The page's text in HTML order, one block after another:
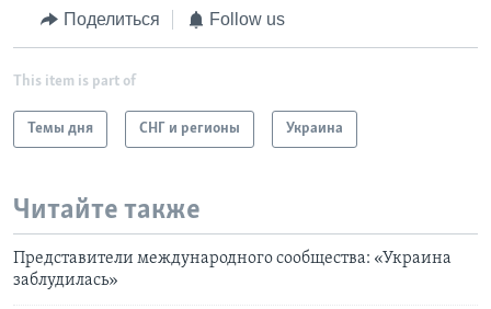
Поделиться Follow us
This item is part of
Темы дня СНГ и регионы Украина
Читайте также
Представители международного сообщества: «Украина
заблудилась»